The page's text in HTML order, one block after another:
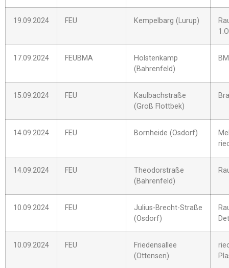
19.09.2024 FEU Kempelbarg (Lurup)
17.09.2024 FEUBMA
Holstenkamp
(Bahrenfeld)
15.09.2024 FEU
Kaulbachstraße
(Groß Flottbek)
14.09.2024 FEU Bornheide (Osdorf)
14.09.2024 FEU
Theodorstraße
(Bahrenfeld)
10.09.2024 FEU
Julius-Brecht-Straße
(Osdorf)
10.09.2024 FEU
Friedensallee
(Ottensen)